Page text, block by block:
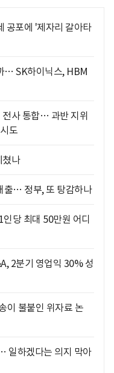
공포에 '제자리 갈아타
… SK하이닉스, HBM
전사 통합… 과반 지위
도
쳤나
출… 정부, 또 탕감하나
당 최대 50만원 어디
2분기 영업익 30% 성
이 불붙인 위자료 논
일하겠다는 의지 막아